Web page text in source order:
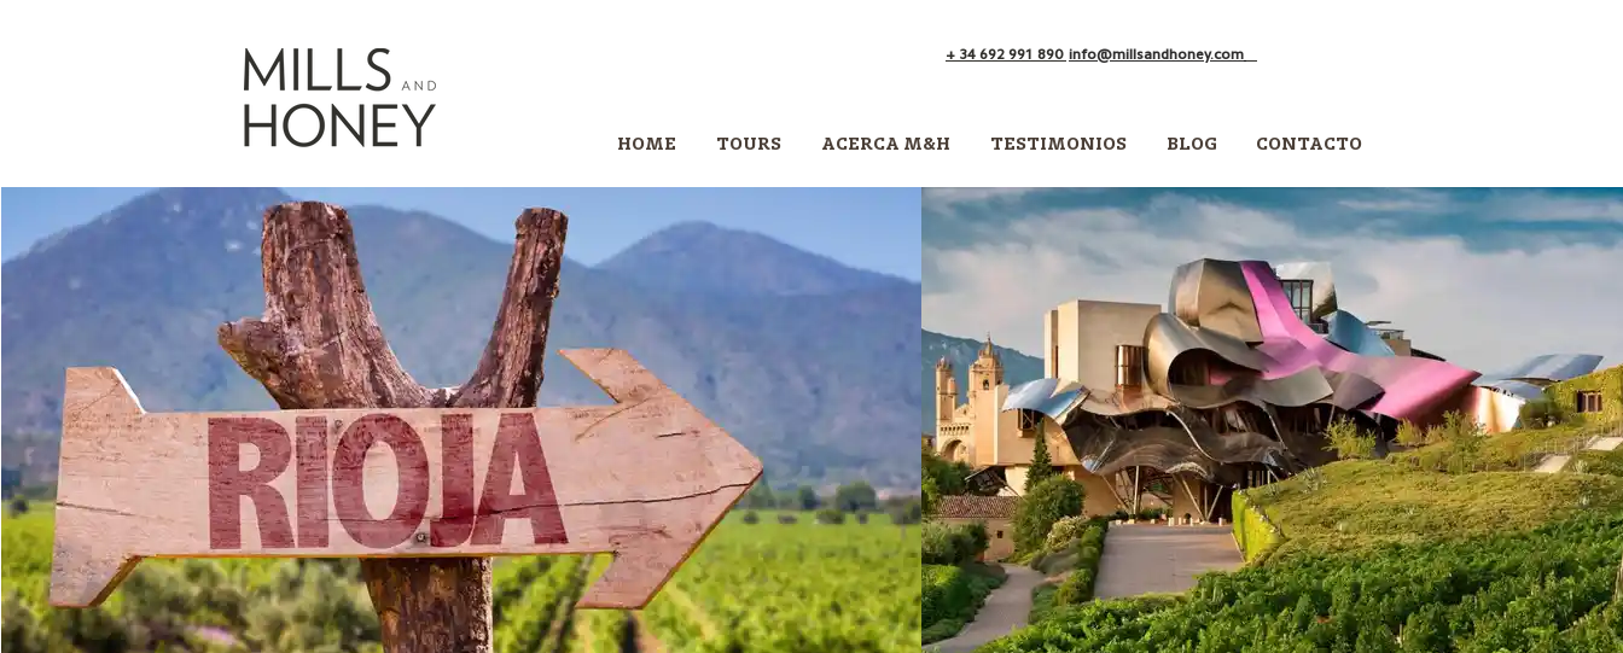
+ 34 692 991 890 info@millsandhoney.com
HOME TOURS ACERCA M&H TESTIMONIOS BLOG CONTACTO